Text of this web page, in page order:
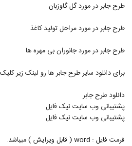
طرح جابر در مورد گل گاوزبان
طرح جابر در مورد مراحل تولید کاغذ
طرح جابر در مورد جانوران بی مهره ها
برای دانلود سایر طرح جابر ها رو لینک زیر
دانلود طرح جابر
پشتیبانی وب سایت نیک فایل
پشتیبانی وب سایت نیک فایل
فرمت فایل : word ( قابل ویرایش ) میباشد.